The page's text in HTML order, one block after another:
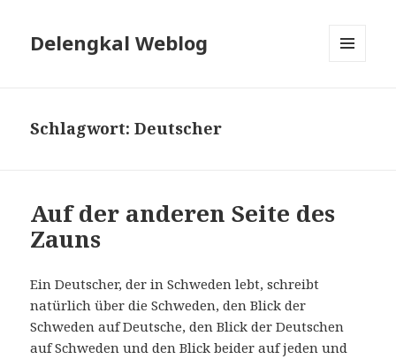
Delengkal Weblog
Schlagwort:Deutscher
Auf der anderen Seite des
Zauns
Ein Deutscher, der in Schweden lebt, schreibt
natürlich über die Schweden, den Blick der
Schweden auf Deutsche, den Blick der Deutschen
auf Schweden und den Blick beider auf jeden und